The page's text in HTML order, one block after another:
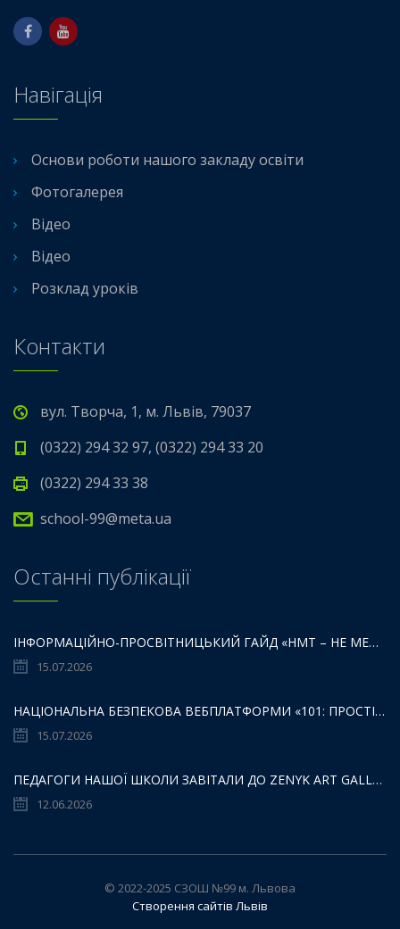
Навігація
Основи роботи нашого закладу освіти
Фотогалерея
Відео
Відео
Розклад уроків
Контакти
вул. Творча, 1, м. Львів, 79037
(0322) 294 32 97, (0322) 294 33 20
(0322) 294 33 38
school-99@meta.ua
Останні публікації
ІНФОРМАЦІЙНО-ПРОСВІТНИЦЬКИЙ ГАЙД «НМТ – НЕ МЕЖА ТВОЇХ МОЖЛИВОСТЕЙ».
15.07.2026
НАЦІОНАЛЬНА БЕЗПЕКОВА ВЕБПЛАТФОРМИ «101: ПРОСТІР БЕЗПЕКИ ДЛЯ ДІТЕЙ,БАТЬКІВ ТА ОСВІТЯН»:
15.07.2026
ПЕДАГОГИ НАШОЇ ШКОЛИ ЗАВІТАЛИ ДО ZENYK ART GALLERY
12.06.2026
© 2022-2025 СЗОШ №99 м. Львова
Створення сайтів Львів